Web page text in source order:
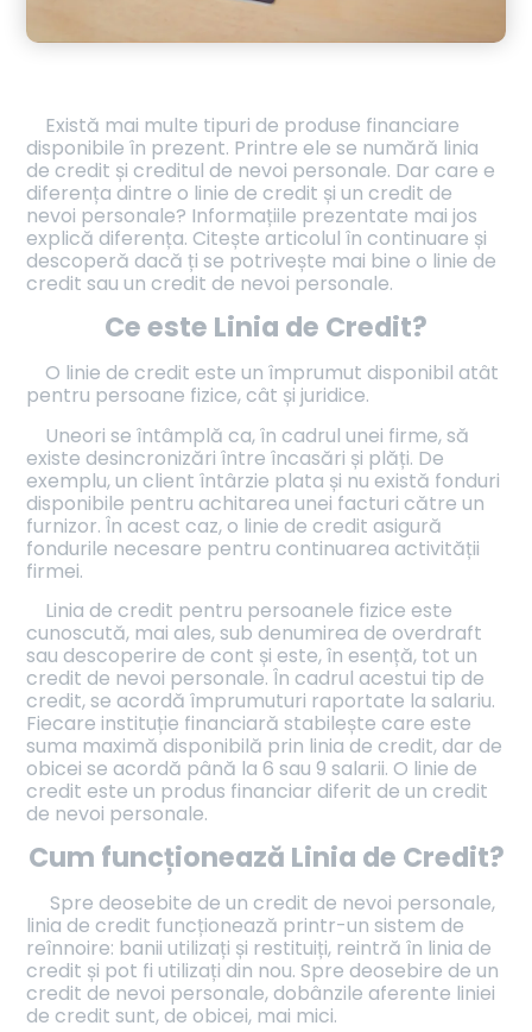
Există mai multe tipuri de produse financiare
disponibile în prezent. Printre ele se numără linia
de credit și creditul de nevoi personale. Dar care e
diferența dintre o linie de credit și un credit de
nevoi personale? Informațiile prezentate mai jos
explică diferența. Citește articolul în continuare și
descoperă dacă ți se potrivește mai bine o linie de
credit sau un credit de nevoi personale.
Ce este Linia de Credit?
O linie de credit este un împrumut disponibil atât
pentru persoane fizice, cât și juridice.
Uneori se întâmplă ca, în cadrul unei firme, să
existe desincronizări între încasări și plăți. De
exemplu, un client întârzie plata și nu există fonduri
disponibile pentru achitarea unei facturi către un
furnizor. În acest caz, o linie de credit asigură
fondurile necesare pentru continuarea activității
firmei.
Linia de credit pentru persoanele fizice este
cunoscută, mai ales, sub denumirea de overdraft
sau descoperire de cont și este, în esență, tot un
credit de nevoi personale. În cadrul acestui tip de
credit, se acordă împrumuturi raportate la salariu.
Fiecare instituție financiară stabilește care este
suma maximă disponibilă prin linia de credit, dar de
obicei se acordă până la 6 sau 9 salarii. O linie de
credit este un produs financiar diferit de un credit
de nevoi personale.
Cum funcționează Linia de Credit?
Spre deosebite de un credit de nevoi personale,
linia de credit funcționează printr-un sistem de
reînnoire: banii utilizați și restituiți, reintră în linia de
credit și pot fi utilizați din nou. Spre deosebire de un
credit de nevoi personale, dobânzile aferente liniei
de credit sunt, de obicei, mai mici.